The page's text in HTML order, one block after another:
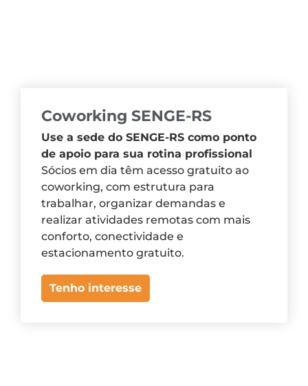
Coworking SENGE-RS
Use a sede do SENGE-RS como ponto
de apoio para sua rotina profissional
Sócios em dia têm acesso gratuito ao
coworking, com estrutura para
trabalhar, organizar demandas e
realizar atividades remotas com mais
conforto, conectividade e
estacionamento gratuito.
Tenho interesse